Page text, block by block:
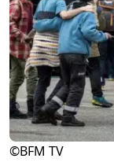
©BFM TV